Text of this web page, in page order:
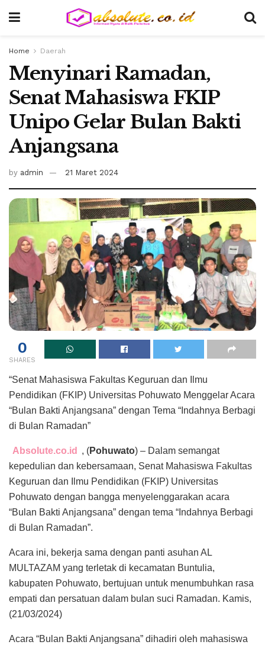
Home Daerah
Menyinari Ramadan,
Senat Mahasiswa FKIP
Unipo Gelar Bulan Bakti
Anjangsana
by admin 21 Maret 2024
0
SHARES
“Senat Mahasiswa Fakultas Keguruan dan Ilmu
Pendidikan (FKIP) Universitas Pohuwato Menggelar Acara
“Bulan Bakti Anjangsana” dengan Tema “Indahnya Berbagi
di Bulan Ramadan”
Absolute.co.id , (Pohuwato) – Dalam semangat
kepedulian dan kebersamaan, Senat Mahasiswa Fakultas
Keguruan dan Ilmu Pendidikan (FKIP) Universitas
Pohuwato dengan bangga menyelenggarakan acara
“Bulan Bakti Anjangsana” dengan tema “Indahnya Berbagi
di Bulan Ramadan”.
Acara ini, bekerja sama dengan panti asuhan AL
MULTAZAM yang terletak di kecamatan Buntulia,
kabupaten Pohuwato, bertujuan untuk menumbuhkan rasa
empati dan persatuan dalam bulan suci Ramadan. Kamis,
(21/03/2024)
Acara “Bulan Bakti Anjangsana” dihadiri oleh mahasiswa